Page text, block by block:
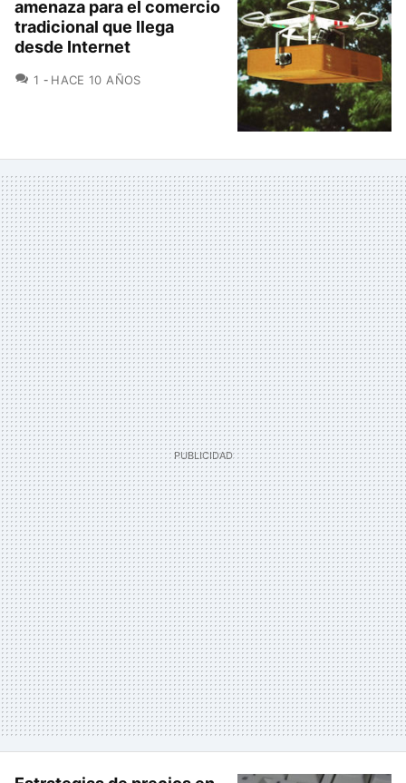
amenaza para el comercio
tradicional que llega
desde Internet
1 COMENTARIOS
HACE 10 AÑOS